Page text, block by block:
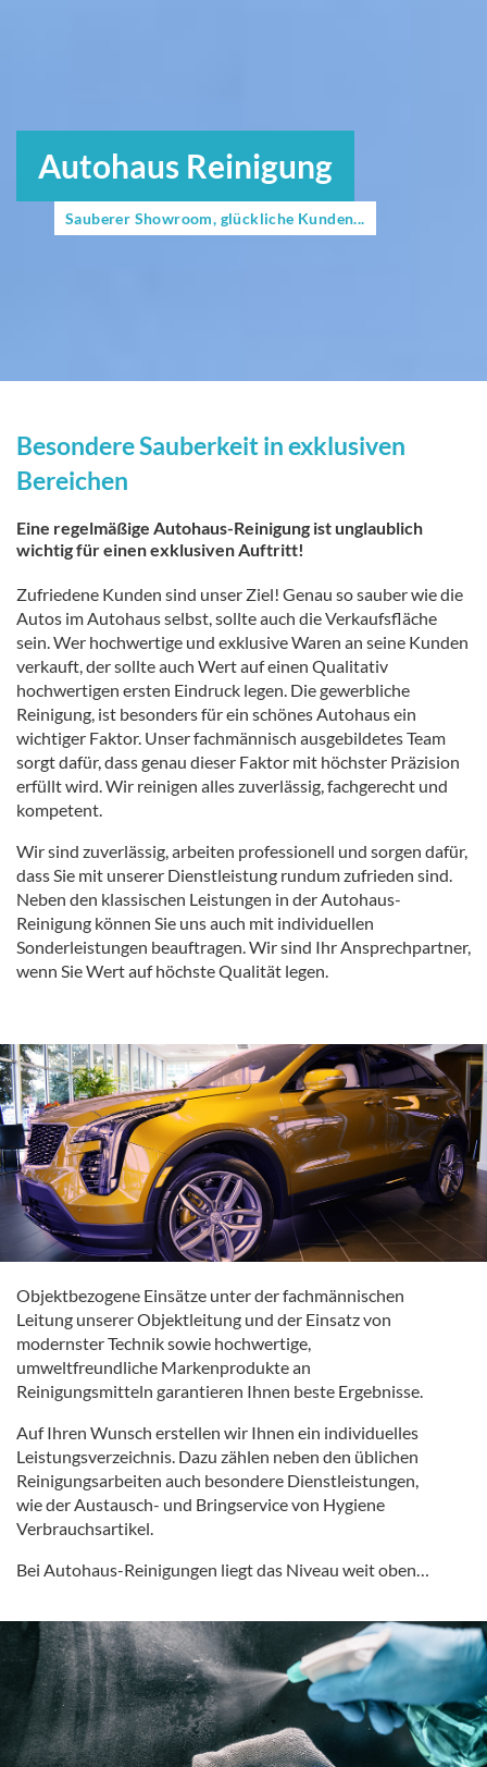
Autohaus Reinigung
Sauberer Showroom, glückliche Kunden...
Besondere Sauberkeit in exklusiven
Bereichen
Eine regelmäßige Autohaus-Reinigung ist unglaublich
wichtig für einen exklusiven Auftritt!
Zufriedene Kunden sind unser Ziel! Genau so sauber wie die
Autos im Autohaus selbst, sollte auch die Verkaufsfläche
sein. Wer hochwertige und exklusive Waren an seine Kunden
verkauft, der sollte auch Wert auf einen Qualitativ
hochwertigen ersten Eindruck legen. Die gewerbliche
Reinigung, ist besonders für ein schönes Autohaus ein
wichtiger Faktor. Unser fachmännisch ausgebildetes Team
sorgt dafür, dass genau dieser Faktor mit höchster Präzision
erfüllt wird. Wir reinigen alles zuverlässig, fachgerecht und
kompetent.
Wir sind zuverlässig, arbeiten professionell und sorgen dafür,
dass Sie mit unserer Dienstleistung rundum zufrieden sind.
Neben den klassischen Leistungen in der Autohaus-
Reinigung können Sie uns auch mit individuellen
Sonderleistungen beauftragen. Wir sind Ihr Ansprechpartner,
wenn Sie Wert auf höchste Qualität legen.
Objektbezogene Einsätze unter der fachmännischen
Leitung unserer Objektleitung und der Einsatz von
modernster Technik sowie hochwertige,
umweltfreundliche Markenprodukte an
Reinigungsmitteln garantieren Ihnen beste Ergebnisse.
Auf Ihren Wunsch erstellen wir Ihnen ein individuelles
Leistungsverzeichnis. Dazu zählen neben den üblichen
Reinigungsarbeiten auch besondere Dienstleistungen,
wie der Austausch- und Bringservice von Hygiene
Verbrauchsartikel.
Bei Autohaus-Reinigungen liegt das Niveau weit oben…